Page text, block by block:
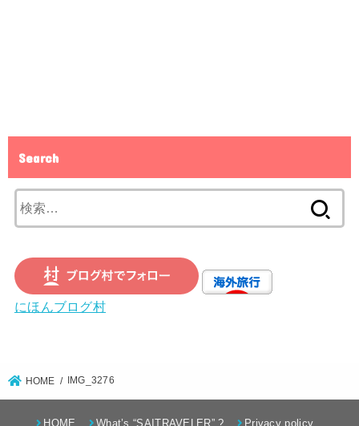
Search
索:
にほんブログ村
HOME IMG_3276
HOME What’s “SAITRAVELER” ? Privacy policy